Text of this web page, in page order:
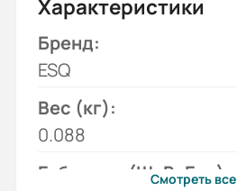
Характеристики
Бренд:
ESQ
Вес (кг):
0.088
Габариты (ШхВхГ, м):
Смотреть все